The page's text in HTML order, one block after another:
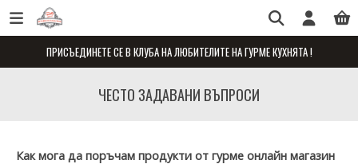
ПРИСЪЕДИНЕТЕ СЕ В КЛУБА НА ЛЮБИТЕЛИТЕ НА ГУРМЕ КУХНЯТА !
ЧЕСТО ЗАДАВАНИ ВЪПРОСИ
Как мога да поръчам продукти от гурме онлайн магазин